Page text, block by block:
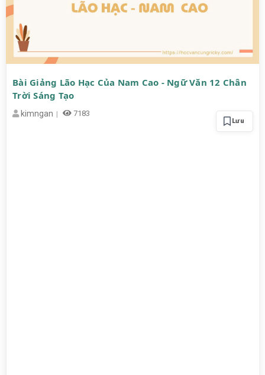
Bài Giảng Lão Hạc Của Nam Cao - Ngữ Văn 12 Chân
Trời Sáng Tạo
kimngan 7183
Lưu